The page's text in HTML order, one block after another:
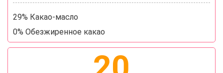
29% Какао-масло
0% Обезжиренное какао